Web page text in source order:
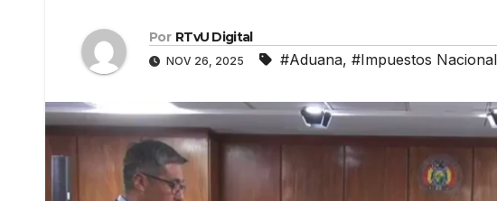
Por RTvU Digital
NOV 26, 2025 #Aduana, #Impuestos